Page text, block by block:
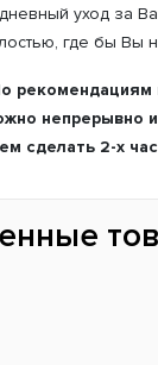
уход за
где бы Вы
рекомендациям
непрерывно
сделать 2-х